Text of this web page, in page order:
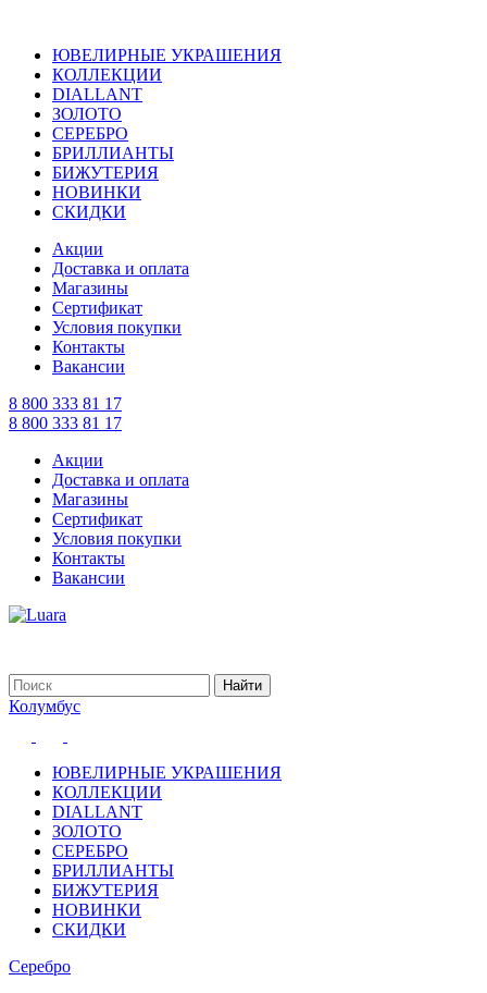
ЮВЕЛИРНЫЕ УКРАШЕНИЯ
КОЛЛЕКЦИИ
DIALLANT
ЗОЛОТО
СЕРЕБРО
БРИЛЛИАНТЫ
БИЖУТЕРИЯ
НОВИНКИ
СКИДКИ
Акции
Доставка и оплата
Магазины
Сертификат
Условия покупки
Контакты
Вакансии
8 800 333 81 17
8 800 333 81 17
Акции
Доставка и оплата
Магазины
Сертификат
Условия покупки
Контакты
Вакансии
Колумбус
ЮВЕЛИРНЫЕ УКРАШЕНИЯ
КОЛЛЕКЦИИ
DIALLANT
ЗОЛОТО
СЕРЕБРО
БРИЛЛИАНТЫ
БИЖУТЕРИЯ
НОВИНКИ
СКИДКИ
Серебро